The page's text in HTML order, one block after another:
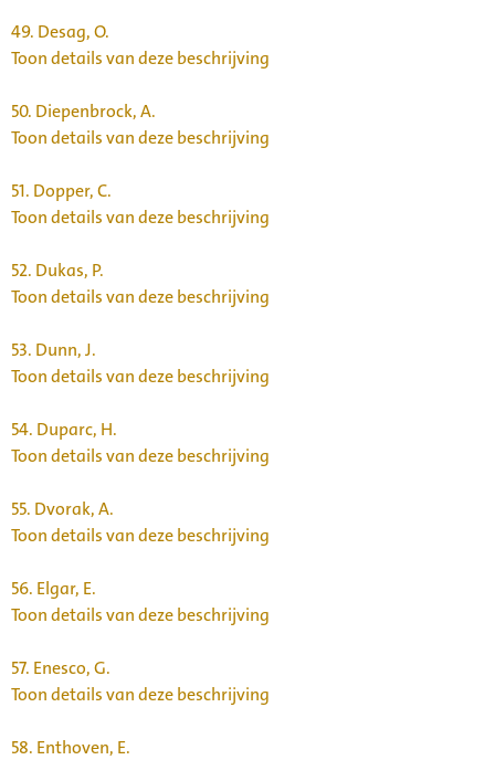
49. Desag, O.
Toon details van deze beschrijving
50. Diepenbrock, A.
Toon details van deze beschrijving
51. Dopper, C.
Toon details van deze beschrijving
52. Dukas, P.
Toon details van deze beschrijving
53. Dunn, J.
Toon details van deze beschrijving
54. Duparc, H.
Toon details van deze beschrijving
55. Dvorak, A.
Toon details van deze beschrijving
56. Elgar, E.
Toon details van deze beschrijving
57. Enesco, G.
Toon details van deze beschrijving
58. Enthoven, E.